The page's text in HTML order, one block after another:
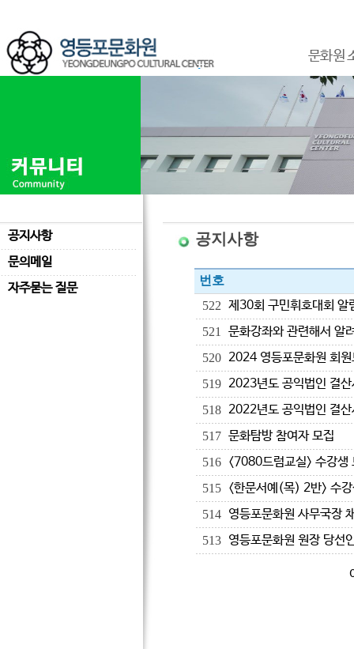
문화원
공지사항
문의메일
자주묻는 질문
공지사항
번호
522 제30회 구민휘호대회 알
521 문화강좌와 관련해서 알
520 2024 영등포문화원 회
519 2023년도 공익법인 결
518 2022년도 공익법인 결
517 문화탐방 참여자 모집
516 <7080드럼교실> 수강생
515 <한문서예(목) 2반> 수
514 영등포문화원 사무국장
513 영등포문화원 원장 당선